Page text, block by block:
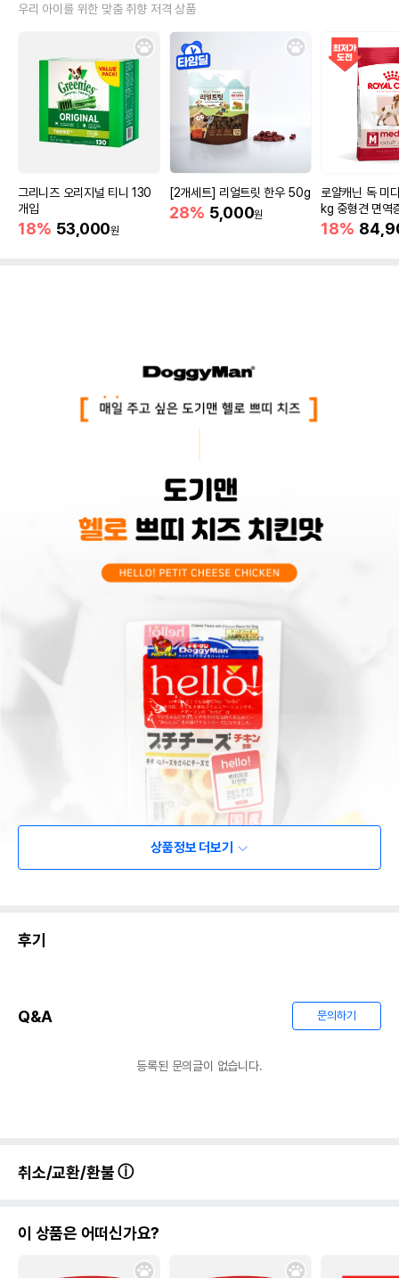
우리 아이를 위한 맞춤 취향 저격 상품
그리니즈 오리지널 티니 130
개입
18% 53,000원
[2개세트] 리얼트릿 한우 50g
28% 5,000원
로얄캐닌 독 미
kg 중형견 면역
18%
상품정보 더보기
후기
Q&A 문의하기
등록된 문의글이 없습니다.
취소/교환/환불
이 상품은 어떠신가요?